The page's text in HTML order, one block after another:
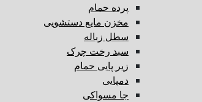
پرده حمام
مخزن مایع دستشویی
سطل زباله
سبد رخت چرک
زیر پایی حمام
دمپایی
جا مسواکی